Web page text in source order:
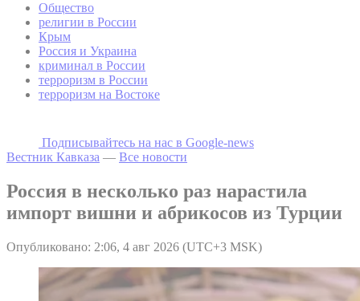
Общество
религии в России
Крым
Россия и Украина
криминал в России
терроризм в России
терроризм на Востоке
Подписывайтесь на наc в Google-news
Вестник Кавказа — Все новости
Россия в несколько раз нарастила
импорт вишни и абрикосов из Турции
Опубликовано: 2:06, 4 авг 2026 (UTC+3 MSK)